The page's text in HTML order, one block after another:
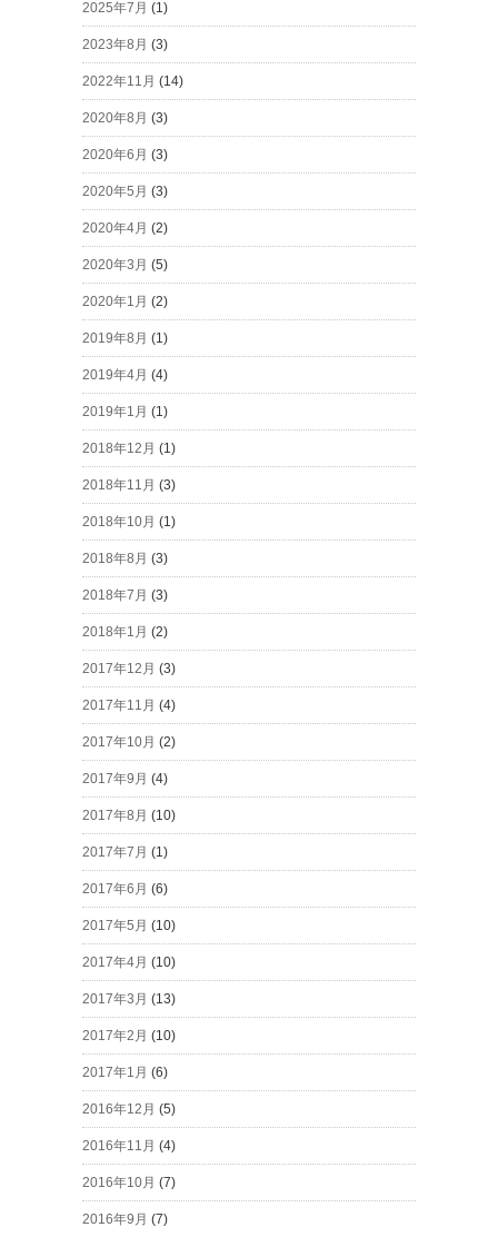
2025年7月 (1)
2023年8月 (3)
2022年11月 (14)
2020年8月 (3)
2020年6月 (3)
2020年5月 (3)
2020年4月 (2)
2020年3月 (5)
2020年1月 (2)
2019年8月 (1)
2019年4月 (4)
2019年1月 (1)
2018年12月 (1)
2018年11月 (3)
2018年10月 (1)
2018年8月 (3)
2018年7月 (3)
2018年1月 (2)
2017年12月 (3)
2017年11月 (4)
2017年10月 (2)
2017年9月 (4)
2017年8月 (10)
2017年7月 (1)
2017年6月 (6)
2017年5月 (10)
2017年4月 (10)
2017年3月 (13)
2017年2月 (10)
2017年1月 (6)
2016年12月 (5)
2016年11月 (4)
2016年10月 (7)
2016年9月 (7)